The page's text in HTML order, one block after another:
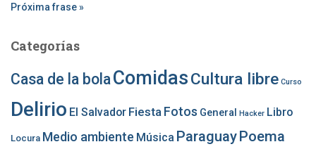
Próxima frase »
Categorías
Casa de la bola ComidasCultura libre Curso
Delirio El Salvador Fiesta Fotos General Hacker Libro
Locura Medio ambiente Música ParaguayPoema